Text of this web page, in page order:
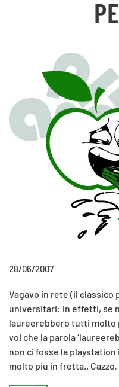
28/06/2007
Vagavo in rete (il
universitari: in effetti, se
laureerebbero tutti molto
voi che la parola
non ci fosse la
molto più in fretta..